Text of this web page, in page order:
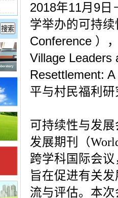
2018年11月9日
学举办的可持
Conference ）
Village Leaders
Resettlement:
平与村民福利
可持续性与发展
发展期刊（
跨学科国际会
旨在促进有关
流与评估。本